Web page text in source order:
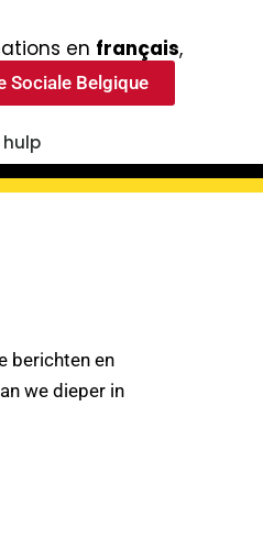
en français,
Sociale Belgique
hulp
berichten en
we dieper in